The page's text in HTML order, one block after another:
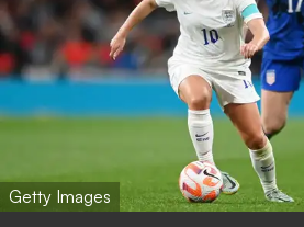
Getty Images